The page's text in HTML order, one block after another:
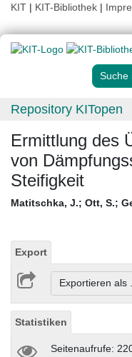
KIT | KIT-Bibliothek |
Suche
Repository KITopen
Ermittlung des
von
Steifigkeit
Matitschka, J.; Ott, S.;
Export
Exportieren
Statistiken
Seitenaufrufe: